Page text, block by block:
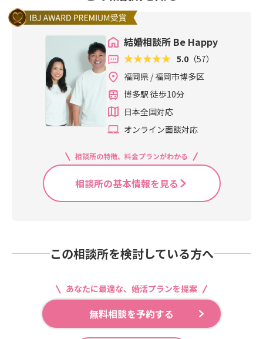
結婚相談所 Be Happy
5.0 （57）
福岡県 / 福岡市博多区
博多駅 徒歩10分
日本全国対応
オンライン面談対応
相談所の特徴、料金プランがわかる
相談所の基本情報を見る
この相談所を検討している方へ
あなたに最適な、婚活プランを提案
無料相談を予約する